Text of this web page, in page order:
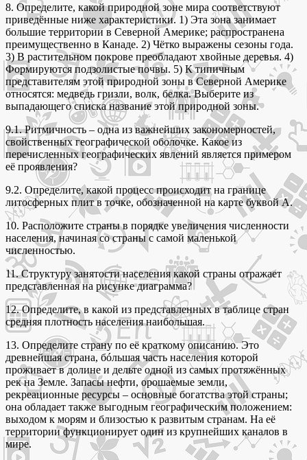
8. Определите, какой природной зоне мира соответствуют
приведённые ниже характеристики. 1) Эта зона занимает
большие территории в Северной Америке; распространена
преимущественно в Канаде. 2) Чётко выражены сезоны года.
3) В растительном покрове преобладают хвойные деревья. 4)
Формируются подзолистые почвы. 5) К типичным
представителям этой природной зоны в Северной Америке
относятся: медведь гризли, волк, белка. Выберите из
выпадающего списка название этой природной зоны.
9.1. Ритмичность – одна из важнейших закономерностей,
свойственных географической оболочке. Какое из
перечисленных географических явлений является примером
её проявления?
9.2. Определите, какой процесс происходит на границе
литосферных плит в точке, обозначенной на карте буквой А.
10. Расположите страны в порядке увеличения численности
населения, начиная со страны с самой маленькой
численностью.
11. Структуру занятости населения какой страны отражает
представленная на рисунке диаграмма?
12. Определите, в какой из представленных в таблице стран
средняя плотность населения наибольшая.
13. Определите страну по её краткому описанию. Это
древнейшая страна, бóльшая часть населения которой
проживает в долине и дельте одной из самых протяжённых
рек на Земле. Запасы нефти, орошаемые земли,
рекреационные ресурсы – основные богатства этой страны;
она обладает также выгодным географическим положением:
выходом к морям и близостью к развитым странам. На её
территории функционирует один из крупнейших каналов в
мире.